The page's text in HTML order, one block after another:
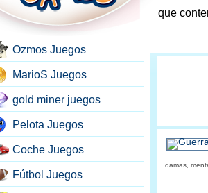
que
damas,
Ozmos Juegos
MarioS Juegos
gold miner juegos
Pelota Juegos
Coche Juegos
Fútbol Juegos